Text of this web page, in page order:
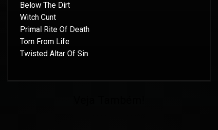
Below The Dirt
Witch Cunt
Primal Rite Of Death
Torn From Life
Twisted Altar Of Sin